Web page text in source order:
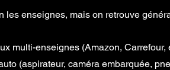
les enseignes, mais on retrouve
multi-enseignes (Amazon, Carrefour,
(aspirateur, caméra embarquée,